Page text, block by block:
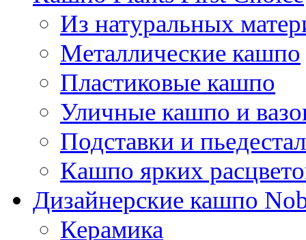
Из натуральных
Металлические кашпо
Пластиковые кашпо
Уличные кашпо и
Подставки и
Кашпо ярких
Дизайнерские кашпо
Керамика